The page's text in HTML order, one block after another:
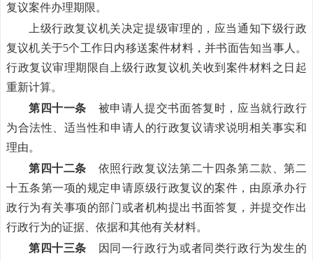
复议案件办理期限。
上级行政复议机关决定提级审理的，应当通知下级行政
复议机关于5个工作日内移送案件材料，并书面告知当事人。
行政复议审理期限自上级行政复议机关收到案件材料之日起
重新计算。
第四十一条 被申请人提交书面答复时，应当就行政行
为合法性、适当性和申请人的行政复议请求说明相关事实和
理由。
第四十二条 依照行政复议法第二十四条第二款、第二
十五条第一项的规定申请原级行政复议的案件，由原承办行
政行为有关事项的部门或者机构提出书面答复，并提交作出
行政行为的证据、依据和其他有关材料。
第四十三条 因同一行政行为或者同类行政行为发生的